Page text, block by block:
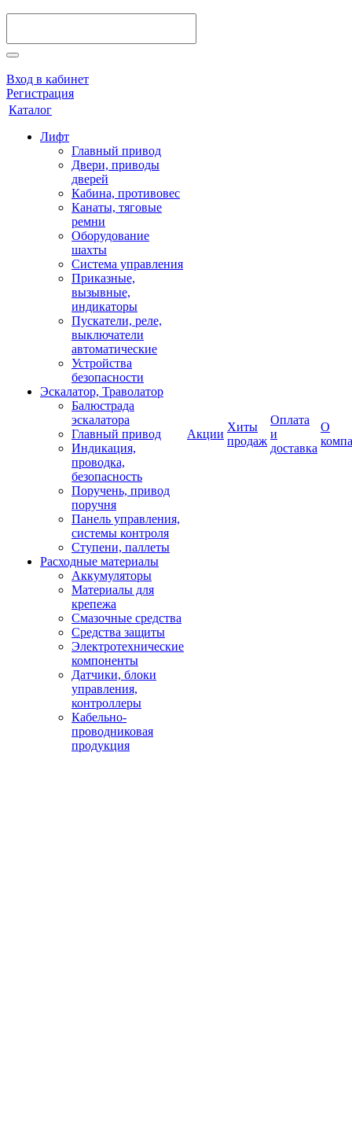
Вход в кабинет
Регистрация
Каталог
Лифт
Главный привод
Двери, приводы
дверей
Кабина, противовес
Канаты, тяговые
ремни
Оборудование
шахты
Система управления
Приказные,
вызывные,
индикаторы
Пускатели, реле,
выключатели
автоматические
Устройства
безопасности
Эскалатор, Траволатор
Балюстрада
эскалатора
Главный привод
Индикация,
проводка,
безопасность
Поручень, привод
поручня
Панель управления,
системы контроля
Ступени, паллеты
Расходные материалы
Аккумуляторы
Материалы для
крепежа
Смазочные средства
Средства защиты
Электротехнические
компоненты
Датчики, блоки
управления,
контроллеры
Кабельно-
проводниковая
продукция
Акции
Хиты
продаж
Оплата
и
доставка
О